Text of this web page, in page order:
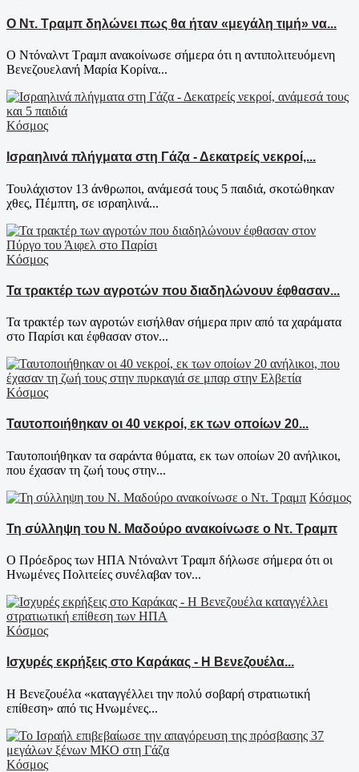
Ο Ντ. Τραμπ δηλώνει πως θα ήταν «μεγάλη τιμή» να...
Ο Ντόναλντ Τραμπ ανακοίνωσε σήμερα ότι η αντιπολιτευόμενη
Βενεζουελανή Μαρία Κορίνα...
Κόσμος
Ισραηλινά πλήγματα στη Γάζα - Δεκατρείς νεκροί,...
Τουλάχιστον 13 άνθρωποι, ανάμεσά τους 5 παιδιά, σκοτώθηκαν
χθες, Πέμπτη, σε ισραηλινά...
Κόσμος
Τα τρακτέρ των αγροτών που διαδηλώνουν έφθασαν...
Τα τρακτέρ των αγροτών εισήλθαν σήμερα πριν από τα χαράματα
στο Παρίσι και έφθασαν στον...
Κόσμος
Ταυτοποιήθηκαν οι 40 νεκροί, εκ των οποίων 20...
Ταυτοποιήθηκαν τα σαράντα θύματα, εκ των οποίων 20 ανήλικοι,
που έχασαν τη ζωή τους στην...
Κόσμος
Τη σύλληψη του Ν. Μαδούρο ανακοίνωσε ο Ντ. Τραμπ
Ο Πρόεδρος των ΗΠΑ Ντόναλντ Τραμπ δήλωσε σήμερα ότι οι
Ηνωμένες Πολιτείες συνέλαβαν τον...
Κόσμος
Ισχυρές εκρήξεις στο Καράκας - Η Βενεζουέλα...
Η Βενεζουέλα «καταγγέλλει την πολύ σοβαρή στρατιωτική
επίθεση» από τις Ηνωμένες...
Κόσμος